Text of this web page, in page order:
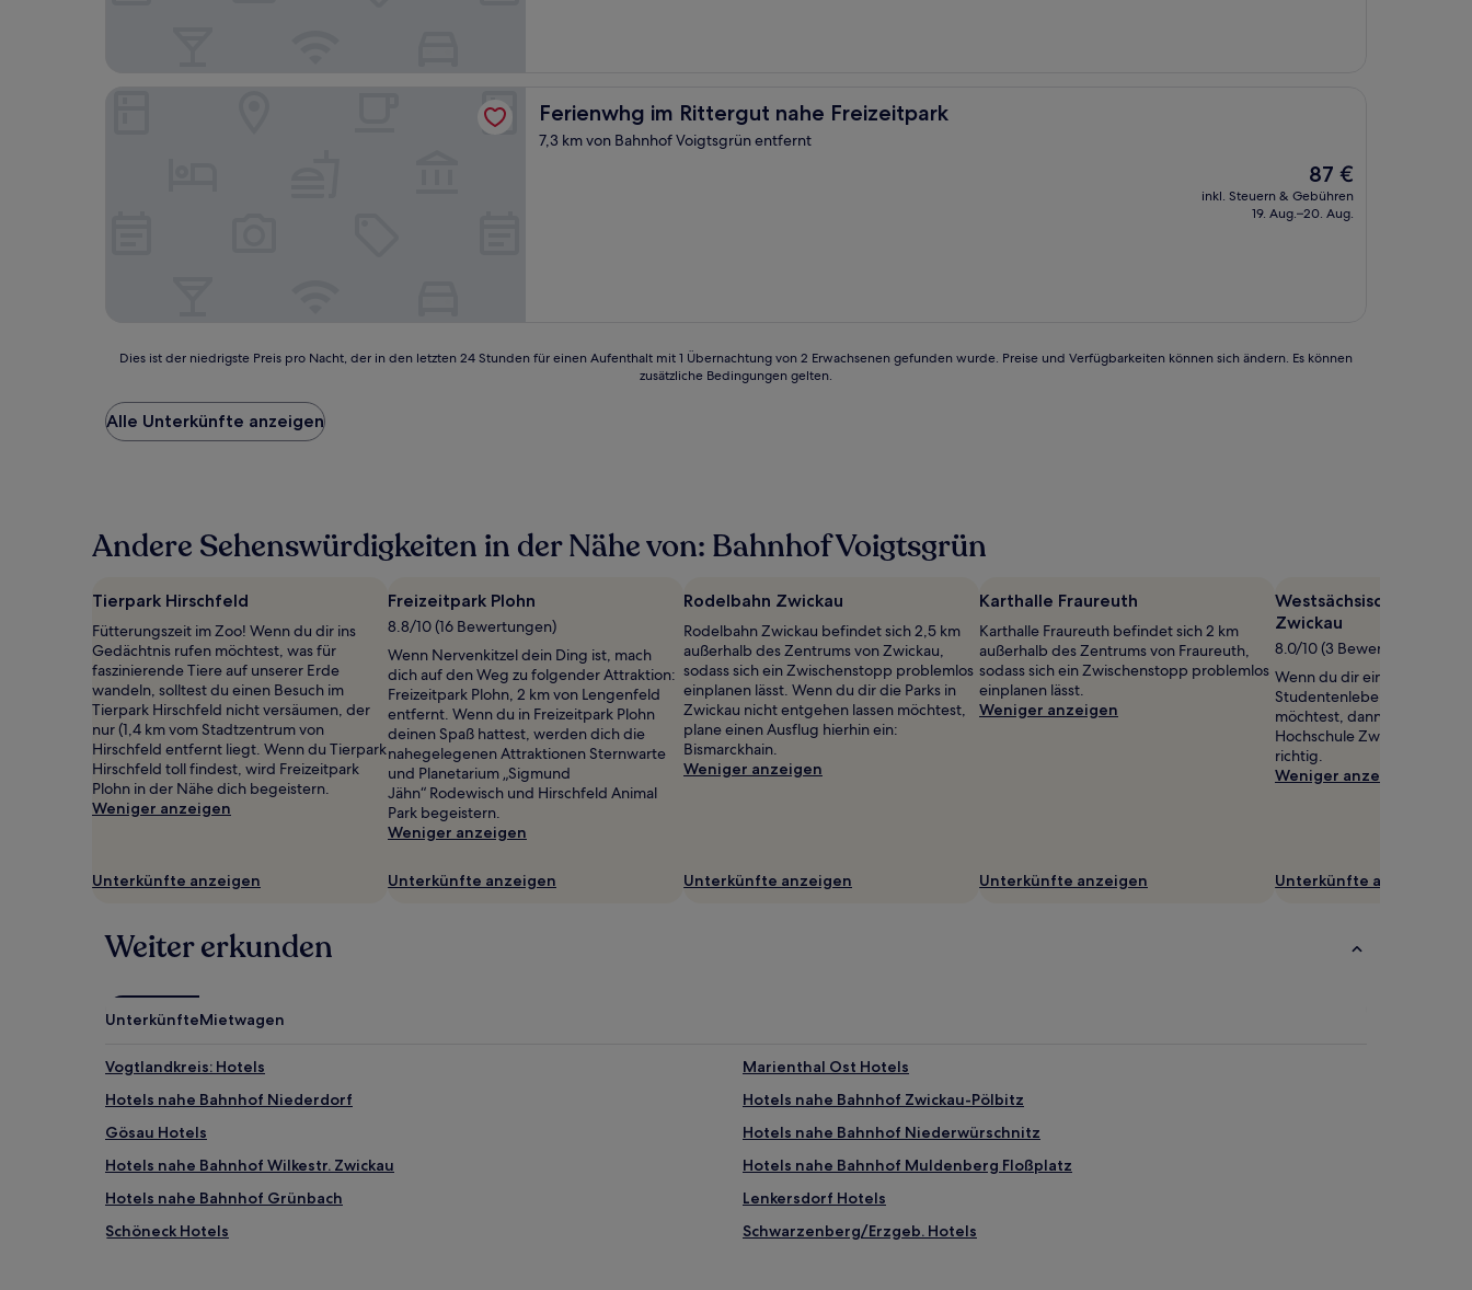
Ferienwhg im Rittergut nahe Freizeitpark
Ferienwhg im Rittergut nahe Freizeitpark
7,3 km von Bahnhof Voigtsgrün entfernt
Der
Preis
beträgt
87 €
inkl. Steuern & Gebühren
19. Aug.–20. Aug.
Dies
der
niedrigste
Preis
den
letzten
für
einen
Aufenthalt
mit
1 Übernachtung
von
2 Erwachsenen
gefunden
wurde.
Preise
und
Verfügbarkeiten
ändern.
Es
Bedingungen
Dies ist der niedrigste Preis pro Nacht, der in den letzten 24 Stunden für einen Aufenthalt mit 1 Übernachtung von 2 Erwachsenen gefunden wurde. Preise und Verfügbarkeiten können sich ändern. Es können
zusätzliche Bedingungen gelten.
Alle Unterkünfte anzeigen
Andere Sehenswürdigkeiten in der Nähe von: Bahnhof Voigtsgrün
Tierpark Hirschfeld
Fütterungszeit im Zoo! Wenn du dir ins
Gedächtnis rufen möchtest, was für
faszinierende Tiere auf unserer Erde
wandeln, solltest du einen Besuch im
Tierpark Hirschfeld nicht versäumen, der
nur (1,4 km vom Stadtzentrum von
Hirschfeld entfernt liegt. Wenn du Tierpark
Hirschfeld toll findest, wird Freizeitpark
Plohn in der Nähe dich begeistern.
Weniger anzeigen
Unterkünfte anzeigen
Freizeitpark Plohn
8.8/10 (16 Bewertungen)
Wenn Nervenkitzel dein Ding ist, mach
dich auf den Weg zu folgender Attraktion:
Freizeitpark Plohn, 2 km von Lengenfeld
entfernt. Wenn du in Freizeitpark Plohn
deinen Spaß hattest, werden dich die
nahegelegenen Attraktionen Sternwarte
und Planetarium „Sigmund
Jähn“ Rodewisch und Hirschfeld Animal
Park begeistern.
Weniger anzeigen
Unterkünfte anzeigen
Rodelbahn Zwickau
Rodelbahn Zwickau befindet sich 2,5 km
außerhalb des Zentrums von Zwickau,
sodass sich ein Zwischenstopp problemlos
einplanen lässt. Wenn du dir die Parks in
Zwickau nicht entgehen lassen möchtest,
plane einen Ausflug hierhin ein:
Bismarckhain.
Weniger anzeigen
Unterkünfte anzeigen
Karthalle Fraureuth
Karthalle Fraureuth befindet sich 2 km
außerhalb des Zentrums von Fraureuth,
sodass sich ein Zwischenstopp problemlos
einplanen lässt.
Weniger anzeigen
Unterkünfte anzeigen
Westsächsische
Zwickau
8.0/10 (3 Bewertungen)
Wenn du dir einen Eindruck
Studentenleben in Zwickau
möchtest, dann bist du bei
Hochschule Zwickau in
richtig.
Weniger anzeigen
Unterkünfte anzeigen
Weiter erkunden
UnterkünfteMietwagen
Vogtlandkreis: Hotels
Marienthal Ost Hotels
Hotels nahe Bahnhof Niederdorf
Hotels nahe Bahnhof Zwickau-Pölbitz
Gösau Hotels
Hotels nahe Bahnhof Niederwürschnitz
Hotels nahe Bahnhof Wilkestr. Zwickau
Hotels nahe Bahnhof Muldenberg Floßplatz
Hotels nahe Bahnhof Grünbach
Lenkersdorf Hotels
Schöneck Hotels
Schwarzenberg/Erzgeb. Hotels